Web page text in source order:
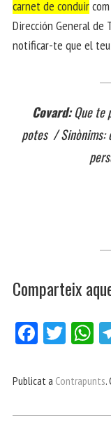
carnet de conduir
Dirección General de
notificar-te que el teu
Covard:Que te
potes / Sinònims:
Comparteix
Fa
bo
Tw
er
W
ts
p
Publicat a Contrapunts.